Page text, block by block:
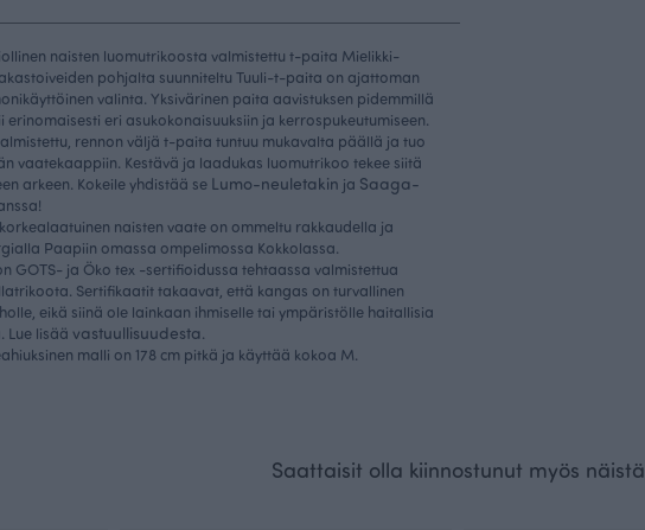
naisten luomutrikoosta valmistettu t-paita Mielikki-
pohjalta suunniteltu Tuuli-t-paita on ajattoman
valinta. Yksivärinen paita aavistuksen pidemmillä
erinomaisesti eri asukokonaisuuksiin ja kerrospukeutumiseen.
rennon väljä t-paita tuntuu mukavalta päällä ja tuo
vaatekaappiin. Kestävä ja laadukas luomutrikoo tekee siitä
arkeen. Kokeile yhdistää se Lumo-neuletakin ja Saaga-
naisten vaate on ommeltu rakkaudella ja
Paapiin omassa ompelimossa Kokkolassa.
GOTS- ja Öko tex -sertifioidussa tehtaassa valmistettua
Sertifikaatit takaavat, että kangas on turvallinen
eikä siinä ole lainkaan ihmiselle tai ympäristölle haitallisia
Lue lisää vastuullisuudesta.
malli on 178 cm pitkä ja käyttää kokoa M.
Saattaisit olla kiinnostunut myös näistä